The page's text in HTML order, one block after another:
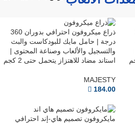
ذراع ميكروفون احترافي بدوران 360
درجة | حامل مايك للبودكاست والبث
والتسجيل والألعاب وصناعة المحتوى |
استاند مضاد للاهتزاز يتحمل حتى 2 كجم
MAJESTY
184.00
مايكروفون تصميم هاي-إند احترافي